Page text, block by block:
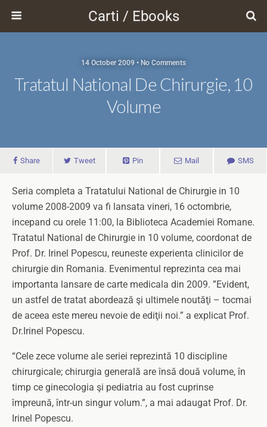
Carti / Ebooks
14 October 2009 • No Comments
Tratatul National De Chirurgie, 10
Volume
Share Tweet Pin Mail SMS
Seria completa a Tratatului National de Chirurgie in 10
volume 2008-2009 va fi lansata vineri, 16 octombrie,
incepand cu orele 11:00, la Biblioteca Academiei Romane.
Tratatul National de Chirurgie in 10 volume, coordonat de
Prof. Dr. Irinel Popescu, reuneste experienta clinicilor de
chirurgie din Romania. Evenimentul reprezinta cea mai
importanta lansare de carte medicala din 2009. ”Evident,
un astfel de tratat abordează şi ultimele noutăţi – tocmai
de aceea este mereu nevoie de ediţii noi.” a explicat Prof.
Dr.Irinel Popescu.
“Cele zece volume ale seriei reprezintă 10 discipline
chirurgicale; chirurgia generală are însă două volume, în
timp ce ginecologia şi pediatria au fost cuprinse
împreună, într-un singur volum.”, a mai adaugat Prof. Dr.
Irinel Popescu.